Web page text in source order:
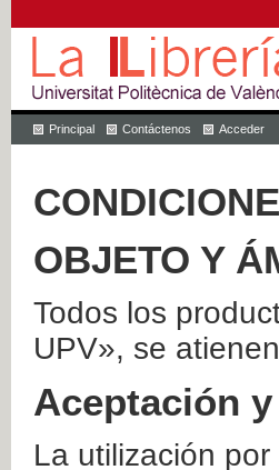
Principal Contáctenos Acceder
OBJETO Y
Todos los
UPV», se
Aceptación
La utilización